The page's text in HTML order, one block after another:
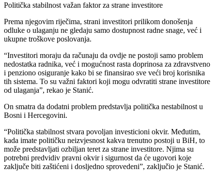
Politička stabilnost važan faktor za strane investitore
Prema njegovim riječima, strani investitori prilikom donošenja
odluke o ulaganju ne gledaju samo dostupnost radne snage, već i
ukupne troškove poslovanja.
“Investitori moraju da računaju da ovdje ne postoji samo problem
nedostatka radnika, već i mogućnost rasta doprinosa za zdravstveno
i penziono osiguranje kako bi se finansirao sve veći broj korisnika
tih sistema. To su važni faktori koji mogu odvratiti strane investitore
od ulaganja”, rekao je Stanić.
On smatra da dodatni problem predstavlja politička nestabilnost u
Bosni i Hercegovini.
“Politička stabilnost stvara povoljan investicioni okvir. Međutim,
kada imate političku neizvjesnost kakva trenutno postoji u BiH, to
može predstavljati ozbiljan teret za strane investitore. Njima su
potrebni predvidiv pravni okvir i sigurnost da će ugovori koje
zaključe biti zaštićeni i dosljedno sprovedeni”, zaključio je Stanić.